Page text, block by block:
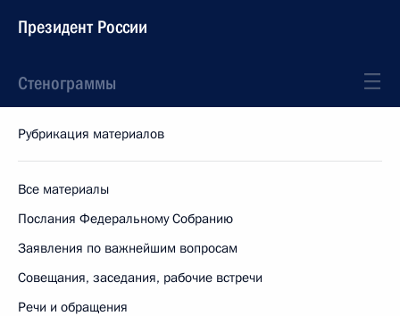
Президент России
Стенограммы
Рубрикация материалов
Все материалы
Послания Федеральному Собранию
Заявления по важнейшим вопросам
Совещания, заседания, рабочие встречи
Речи и обращения